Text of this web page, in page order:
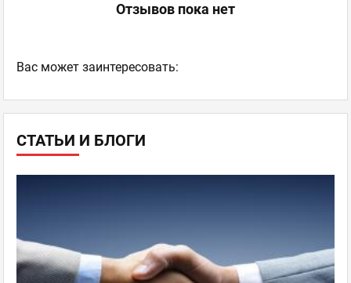
СТАТЬИ И БЛОГИ
Отзывов пока нет
Ваc может заинтересовать: